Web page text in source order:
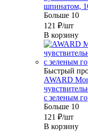
шпинатом,
Больше 10
121 ₽/шт
В корзину
Быстрый
AWARD
с зеленым
Больше 10
121 ₽/шт
В корзину